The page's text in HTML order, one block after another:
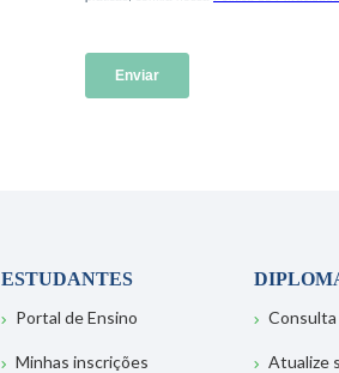
ESTUDANTES
Portal de Ensino
Minhas inscrições
Consulta
Atualize